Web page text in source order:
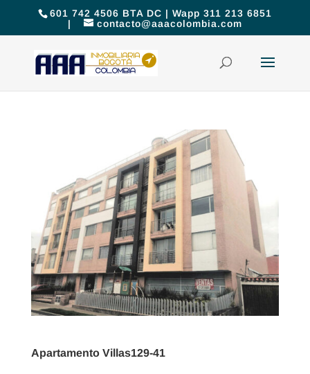
601 742 4506 BTA DC | Wapp 311 213 6851
|
contacto@aaacolombia.com
Apartamento Villas129-41